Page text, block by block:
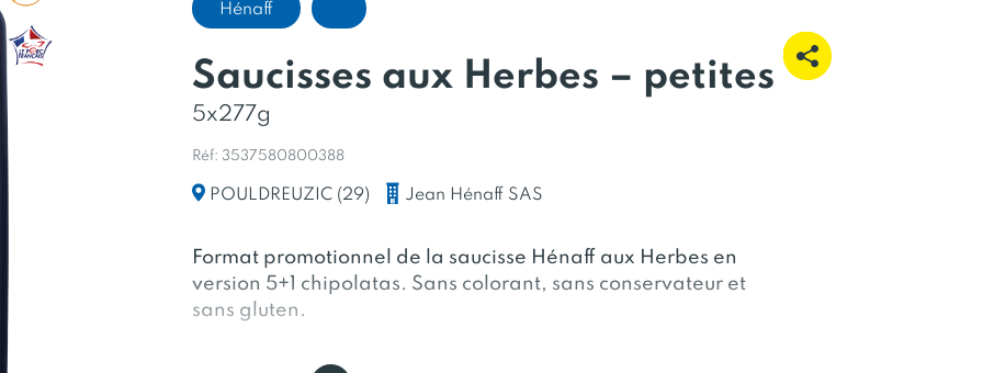
Hénaff
Saucisses aux Herbes – petites
5x277g
Réf: 3537580800388
POULDREUZIC (29) Jean Hénaff SAS
Format promotionnel de la saucisse Hénaff aux Herbes en
version 5+1 chipolatas. Sans colorant, sans conservateur et
sans gluten.